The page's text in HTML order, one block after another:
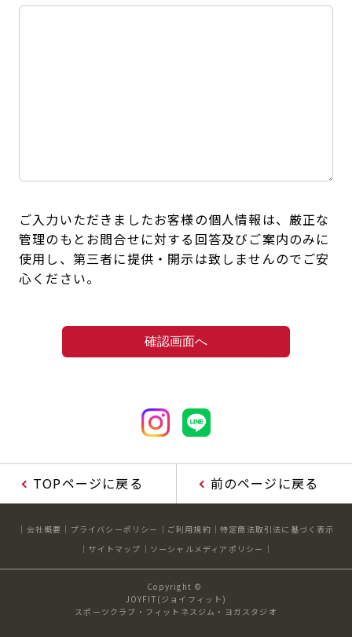
ご入力いただきましたお客様の個人情報は、厳正な
管理のもとお問合せに対する回答及びご案内のみに
使用し、第三者に提供・開示は致しませんのでご安
心ください。
TOPページに戻る 前のページに戻る
会社概要 プライバシーポリシー ご利用規約
特定商法取引法に基づく表示
サイトマップ
ソーシャルメディアポリシー
Copyright ©
JOYFIT(ジョイフィット)
スポーツクラブ・フィットネスジム・ヨガスタジオ